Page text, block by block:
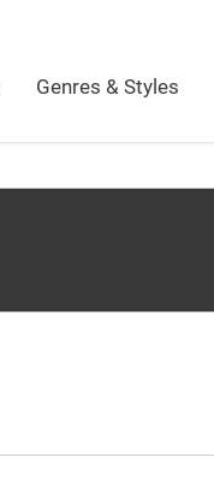
Genres & Styles